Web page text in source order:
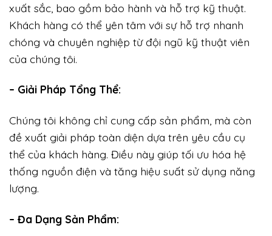
xuất sắc, bao gồm bảo hành và hỗ trợ kỹ thuật.
Khách hàng có thể yên tâm với sự hỗ trợ nhanh
chóng và chuyên nghiệp từ đội ngũ kỹ thuật viên
của chúng tôi.
– Giải Pháp Tổng Thể:
Chúng tôi không chỉ cung cấp sản phẩm, mà còn
đề xuất giải pháp toàn diện dựa trên yêu cầu cụ
thể của khách hàng. Điều này giúp tối ưu hóa hệ
thống nguồn điện và tăng hiệu suất sử dụng năng
lượng.
– Đa Dạng Sản Phẩm: